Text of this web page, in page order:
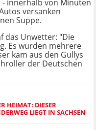
- innerhalb von Minuten
versanken
Suppe.
das Unwetter: "Die
Es wurden mehrere
kam aus den Gullys
der Deutschen
HEIMAT: DIESER
LIEGT IN SACHSEN